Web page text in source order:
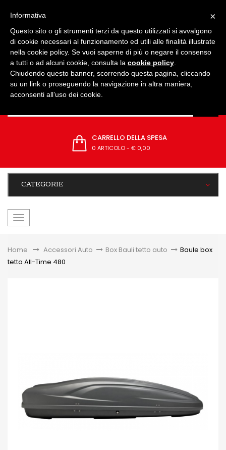
CARRELLO DELLA SPESA
0 ARTICOLO- € 0,00
CATEGORIE
navigazione
Home &gt;Accessori Auto > Box Bauli tetto auto > Baule box
tetto All-Time 480
×
Informativa
Questo sito o gli strumenti terzi da questo utilizzati si avvalgono
di cookie necessari al funzionamento ed utili alle finalità illustrate
nella cookie policy. Se vuoi saperne di più o negare il consenso
a tutti o ad alcuni cookie, consulta la cookie policy
Chiudendo questo banner, scorrendo questa pagina, cliccando
su un link o proseguendo la navigazione in altra maniera,
acconsenti all’uso dei cookie.